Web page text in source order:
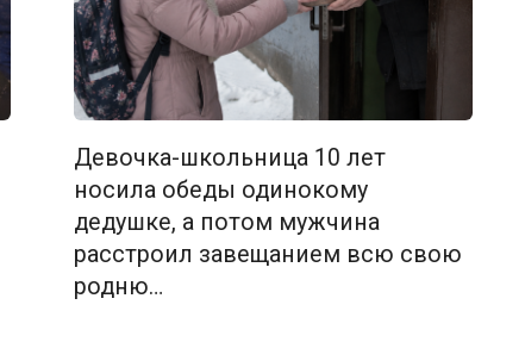
Девочка-школьница 10 лет
носила обеды одинокому
дедушке, а потом мужчина
расстроил завещанием всю свою
родню…